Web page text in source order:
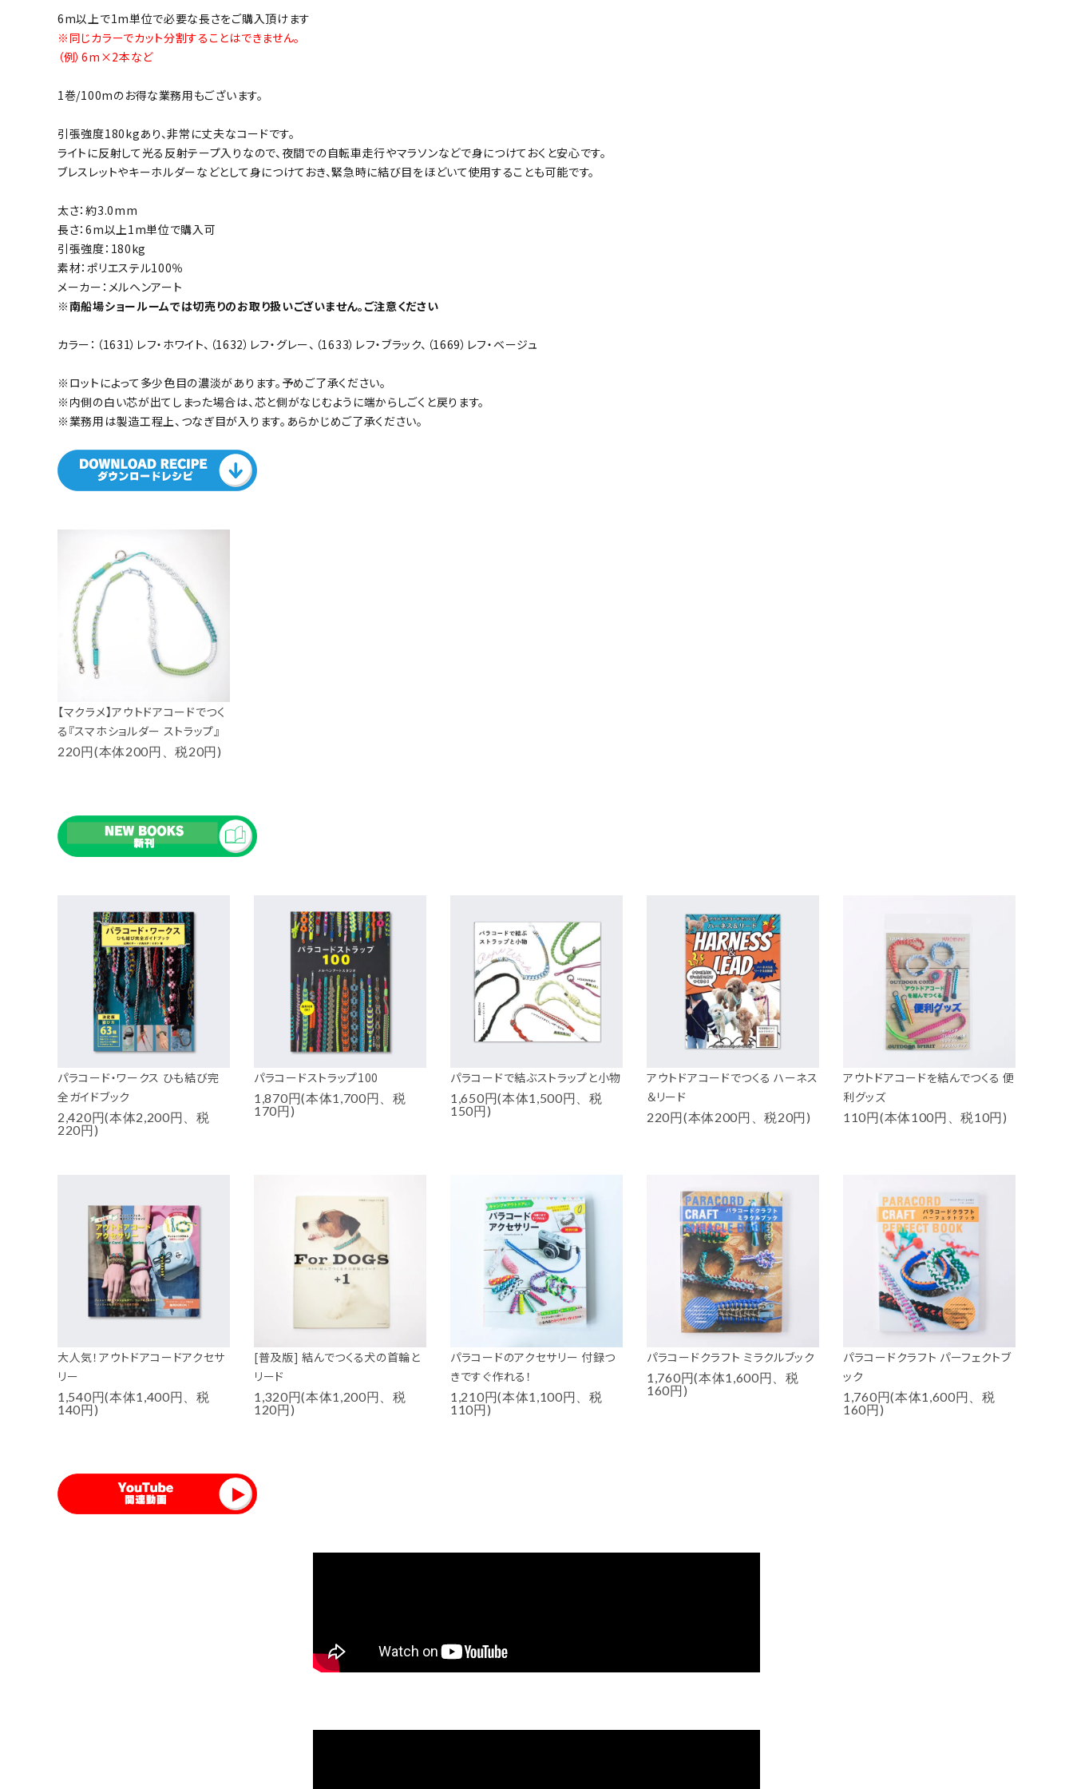
6m以上で1m単位で必要な長さをご購入頂けます
※同じカラーでカット分割することはできません。
（例）6m×2本など
1巻/100mのお得な業務用もございます。
引張強度180kgあり、非常に丈夫なコードです。
ライトに反射して光る反射テープ入りなので、夜間での自転車走行やマラソンなどで身につけておくと安心です。
ブレスレットやキーホルダーなどとして身につけておき、緊急時に結び目をほどいて使用することも可能です。
太さ：約3.0mm
長さ：6m以上1m単位で購入可
引張強度：180kg
素材：ポリエステル100％
メーカー：メルヘンアート
※南船場ショールームでは切売りのお取り扱いございません。ご注意ください
カラー：（1631）レフ・ホワイト、（1632）レフ・グレー、（1633）レフ・ブラック、（1669）レフ・ベージュ
※ロットによって多少色目の濃淡があります。予めご了承ください。
※内側の白い芯が出てしまった場合は、芯と側がなじむように端からしごくと戻ります。
※業務用は製造工程上、つなぎ目が入ります。あらかじめご了承ください。
【マクラメ】アウトドアコードでつく
る『スマホショルダー ストラップ』
220円(本体200円、税20円)
パラコード・ワークス ひも結び完
全ガイドブック
2,420円(本体2,200円、税
220円)
パラコードストラップ100
1,870円(本体1,700円、税
170円)
パラコードで結ぶストラップと小物
1,650円(本体1,500円、税
150円)
アウトドアコードでつくる ハーネス
＆リード
220円(本体200円、税20円)
アウトドアコードを結んでつくる 便
利グッズ
110円(本体100円、税10円)
大人気！アウトドアコードアクセサ
リー
1,540円(本体1,400円、税
140円)
[普及版] 結んでつくる犬の首輪と
リード
1,320円(本体1,200円、税
120円)
パラコードのアクセサリー 付録つ
きですぐ作れる！
1,210円(本体1,100円、税
110円)
パラコードクラフト ミラクルブック
1,760円(本体1,600円、税
160円)
パラコードクラフト パーフェクトブ
ック
1,760円(本体1,600円、税
160円)